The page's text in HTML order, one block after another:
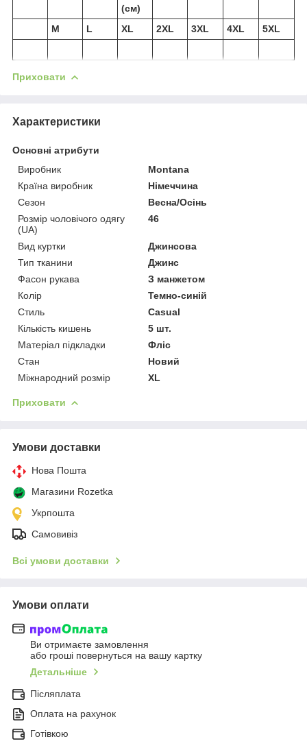
(см)
M
L XL 2XL 3XL 4XL 5XL
Приховати
Характеристики
Основні атрибути
Виробник
Montana
Країна виробник
Німеччина
Сезон
Весна/Осінь
Розмір чоловічого одягу
(UA)
46
Вид куртки
Джинсова
Тип тканини
Джинс
Фасон рукава
З манжетом
Колір
Темно-синій
Стиль
Casual
Кількість кишень
5 шт.
Матеріал підкладки
Фліс
Стан
Новий
Міжнародний розмір
XL
Приховати
Умови доставки
Нова Пошта
Магазини Rozetka
Укрпошта
Самовивіз
Всі умови доставки
Умови оплати
Ви отримаєте замовлення
або гроші повернуться на вашу картку
Детальніше
Післяплата
Оплата на рахунок
Готівкою